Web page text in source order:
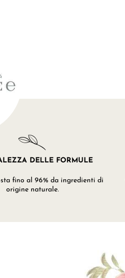
DELLE FORMULE
fino al 96% da ingredienti di
origine naturale.